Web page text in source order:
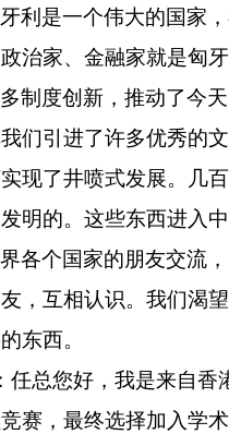
利是一个伟大的国家
治家、金融家就是匈
制度创新，推动了今
们引进了许多优秀的
现了井喷式发展。几
明的。这些东西进入
各个国家的朋友交流
，互相认识。我们渴
东西。
任总您好，我是来自
赛，最终选择加入学